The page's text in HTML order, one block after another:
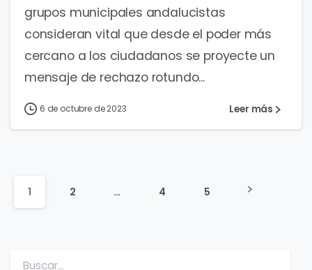
grupos municipales andalucistas
consideran vital que desde el poder más
cercano a los ciudadanos se proyecte un
mensaje de rechazo rotundo...
6 de octubre de 2023 Leer más
1 2 … 4 5
Buscar: